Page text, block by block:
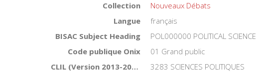
Collection
Nouveaux Débats
Langue
français
BISAC Subject Heading
POL000000 POLITICAL SCIENCE
Code publique Onix
01 Grand public
CLIL (Version 2013-2019 )
3283 SCIENCES POLITIQUES